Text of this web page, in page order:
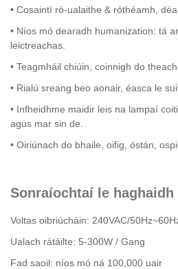
• Cosaintí ró-ualaithe & róthéamh,
• Níos mó dearadh humanization: tá
leictreachas.
• Teagmháil chiúin, coinnigh do
• Rialú sreang beo aonair, éasca le
• Infheidhme maidir leis na lampaí
agus mar sin de.
• Oiriúnach do bhaile, oifig, óstán,
Sonraíochtaí le haghaidh
Voltas oibriúcháin: 240VAC/
Ualach rátáilte: 5-300W / Gang
Fad saoil: níos mó ná 100,000 uair